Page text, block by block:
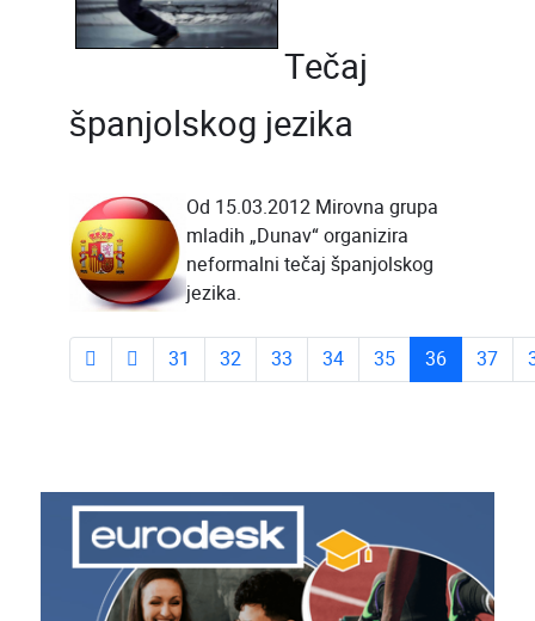
Tečaj
španjolskog jezika
Od 15.03.2012 Mirovna grupa
mladih „Dunav“ organizira
neformalni tečaj španjolskog
jezika.
Page 36 of 43
31 32 33 34 35 36 37